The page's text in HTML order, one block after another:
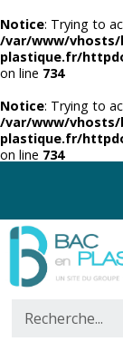
Notice: Trying to
/var/www/vhosts/
plastique.fr/
on line 734
Notice: Trying to
/var/www/vhosts/
plastique.fr/
on line 734